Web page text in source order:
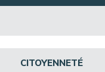
CITOYENNETÉ